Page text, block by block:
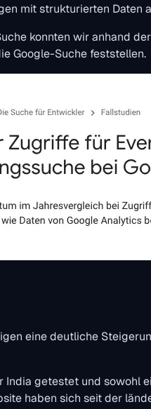
mit strukturierten Daten
konnten wir anhand
Google-Suche feststellen.
eine deutliche
getestet und sowohl
haben sich seit der